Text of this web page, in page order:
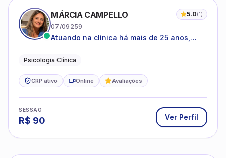
MÁRCIA CAMPELLO 5.0(1)
Atuando na clínica há mais de 25 anos,
amparada pela psicanálise e suas
atendimento a jovens e adultos.
CRP ativo Online Avaliações
R$90 Ver Perfil